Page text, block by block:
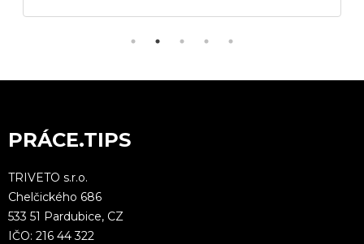
PRÁCE.TIPS
TRIVETO s.r.o.
Chelčického 686
533 51 Pardubice, CZ
IČO: 216 44 322